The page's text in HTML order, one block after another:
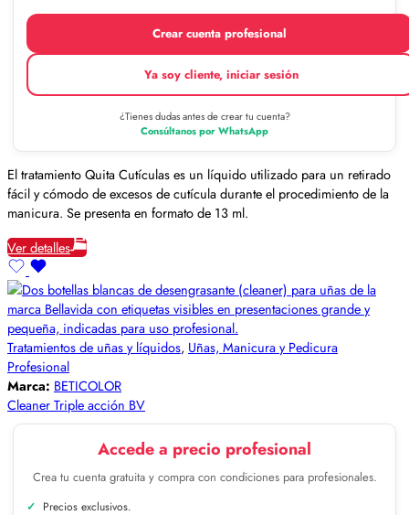
Crear cuenta profesional
Ya soy cliente, iniciar sesión
¿Tienes dudas antes de crear tu cuenta?
Consúltanos por WhatsApp
El tratamiento Quita Cutículas es un líquido utilizado para un retirado
fácil y cómodo de excesos de cutícula durante el procedimiento de la
manicura. Se presenta en formato de 13 ml.
Ver detalles
Tratamientos de uñas y líquidos, Uñas, Manicura y Pedicura
Profesional
Marca: BETICOLOR
Cleaner Triple acción BV
Accede a precio profesional
Crea tu cuenta gratuita y compra con condiciones para profesionales.
Precios exclusivos.